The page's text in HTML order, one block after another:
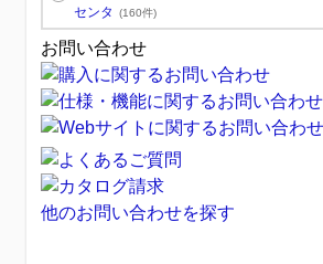
センタ
(160件)
お問い合わせ
他のお問い合わせを探す